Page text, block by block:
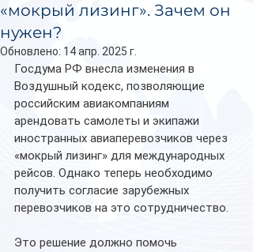
«мокрый лизинг». Зачем он
нужен?
Обновлено: 14 апр. 2025 г.
Госдума РФ внесла изменения в
Воздушный кодекс, позволяющие
российским авиакомпаниям
арендовать самолеты и экипажи
иностранных авиаперевозчиков через
«мокрый лизинг» для международных
рейсов. Однако теперь необходимо
получить согласие зарубежных
перевозчиков на это сотрудничество.
Это решение должно помочь